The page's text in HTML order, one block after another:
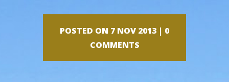
POSTED ON 7 NOV 2013 | 0
COMMENTS